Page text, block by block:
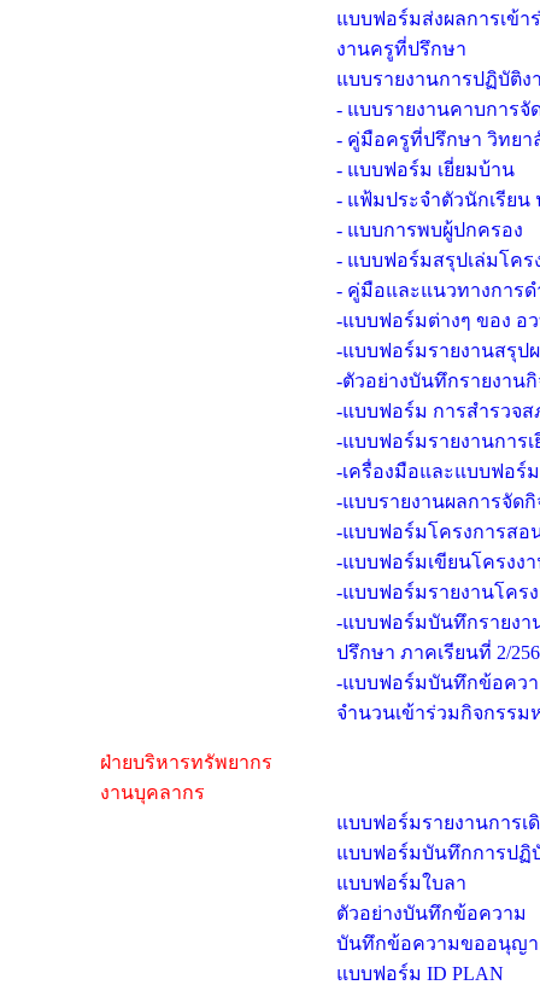
แบบฟอร์มส่งผลการเข้า
งานครูที่ปรึกษา
แบบรายงานการปฏิบัติ
- แบบรายงานคาบการ
- คู่มือครูที่ปรึกษา วิทยา
- แบบฟอร์ม เยี่ยมบ้าน
- แฟ้มประจำตัวนักเรียน
- แบบการพบผู้ปกครอง
- แบบฟอร์มสรุปเล่มโค
- คู่มือและแนวทางการ
-แบบฟอร์มต่างๆ ของ อ
-แบบฟอร์มรายงานสรุป
-ตัวอย่างบันทึกรายงาน
-แบบฟอร์ม การสำรวจ
-แบบฟอร์มรายงานการเ
-เครื่องมือและแบบฟอร์
-แบบรายงานผลการจัด
-แบบฟอร์มโครงการสอ
-แบบฟอร์มเขียนโครงง
-แบบฟอร์มรายงานโค
-แบบฟอร์มบันทึกรายงา
ปรึกษา ภาคเรียนที่ 2/
-แบบฟอร์มบันทึกข้อควา
จำนวนเข้าร่วมกิจกรรม
ฝ่ายบริหารทรัพยากร
งานบุคลากร
แบบฟอร์มรายงานการเ
แบบฟอร์มบันทึกการปฏิ
แบบฟอร์มใบลา
ตัวอย่างบันทึกข้อความ
บันทึกข้อความขออนุญา
แบบฟอร์ม ID PLAN